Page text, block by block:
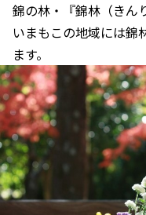
錦の林・『錦林（きん
いまもこの地域には錦
ます。